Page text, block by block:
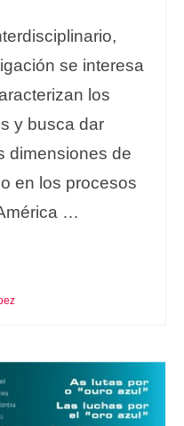
se interesa
los
y busca dar
dimensiones de
en los procesos
…